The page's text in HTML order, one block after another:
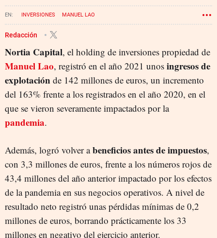
INVERSIONES MANUEL LAO
Redacción
Nortia Capital, el holding de inversiones propiedad de
Manuel Lao, registró en el año 2021 unos ingresos de
explotación de 142 millones de euros, un incremento
del 163% frente a los registrados en el año 2020, en el
que se vieron severamente impactados por la
pandemia.
Además, logró volver abeneficios antes de impuestos,
con 3,3 millones de euros, frente a los números rojos de
43,4 millones del año anterior impactado por los efectos
de la pandemia en sus negocios operativos. A nivel de
resultado neto registró unas pérdidas mínimas de 0,2
millones de euros, borrando prácticamente los 33
millones en negativo del ejercicio anterior.